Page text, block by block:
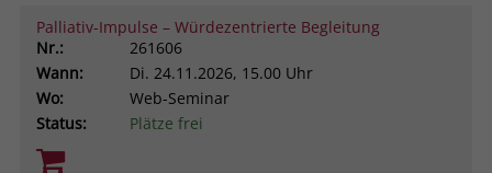
Palliativ-Impulse – Würdezentrierte Begleitung
Nr.:
261606
Wann:
Di. 24.11.2026, 15.00 Uhr
Wo:
Web-Seminar
Status:
Plätze frei